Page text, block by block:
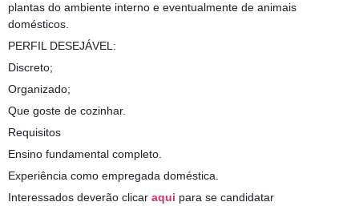
plantas do ambiente interno e eventualmente de animais
domésticos.
PERFIL DESEJÁVEL:
Discreto;
Organizado;
Que goste de cozinhar.
Requisitos
Ensino fundamental completo.
Experiência como empregada doméstica.
Interessados deverão clicar aqui para se candidatar